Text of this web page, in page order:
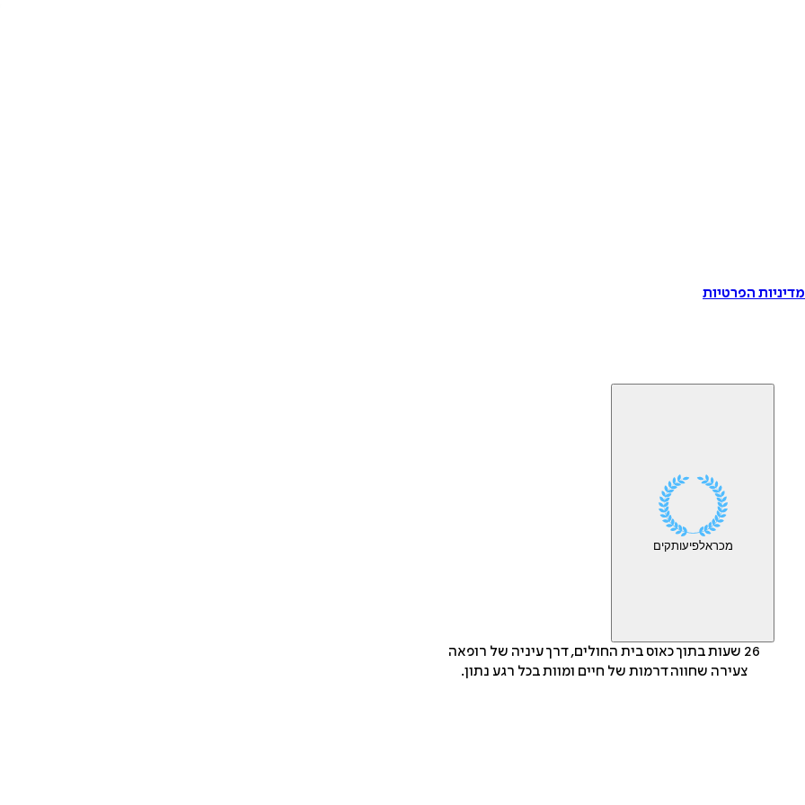
הפרטיות
מכראלפיעותקים
26 שעות בתוך כאוס בית החולים, דרך עיניה של רופאה
צעירה שחווה דרמות של חיים ומוות בכל רגע נתון.